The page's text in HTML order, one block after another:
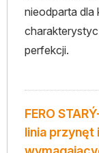
nieodparta dla
perfekcji.
FERO
linia przynęt